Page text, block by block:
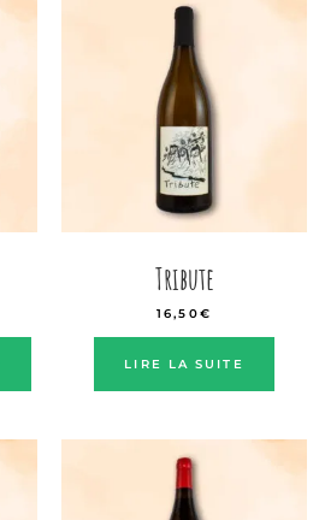
Tribute
16,50€
LIRE LA SUITE